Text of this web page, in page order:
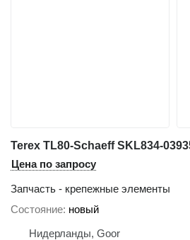
Цена по запросу
Запчасть - крепежные элементы
Состояние новый
Нидерланды, Goor